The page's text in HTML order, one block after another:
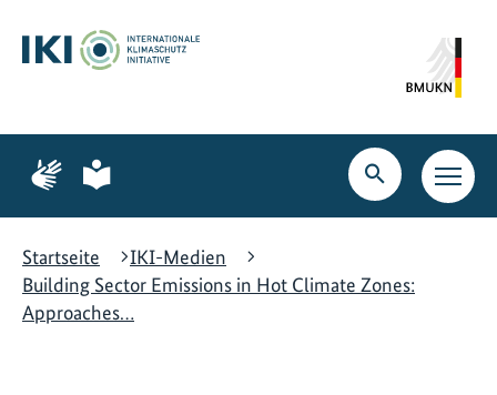
Hauptinhalt
springen
Suche
springen
Hauptnavigation
springen
Zur
Seite
Gebärdensprache
Zur
Seite
leichte
Suche
öffnen
Startseite
IKI-Medien
Building Sector Emissions in Hot Climate Zones:
Approaches…